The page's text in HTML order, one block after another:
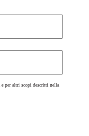
e per altri scopi descritti nella